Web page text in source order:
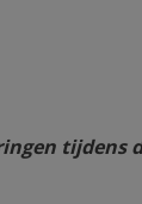
tijdens